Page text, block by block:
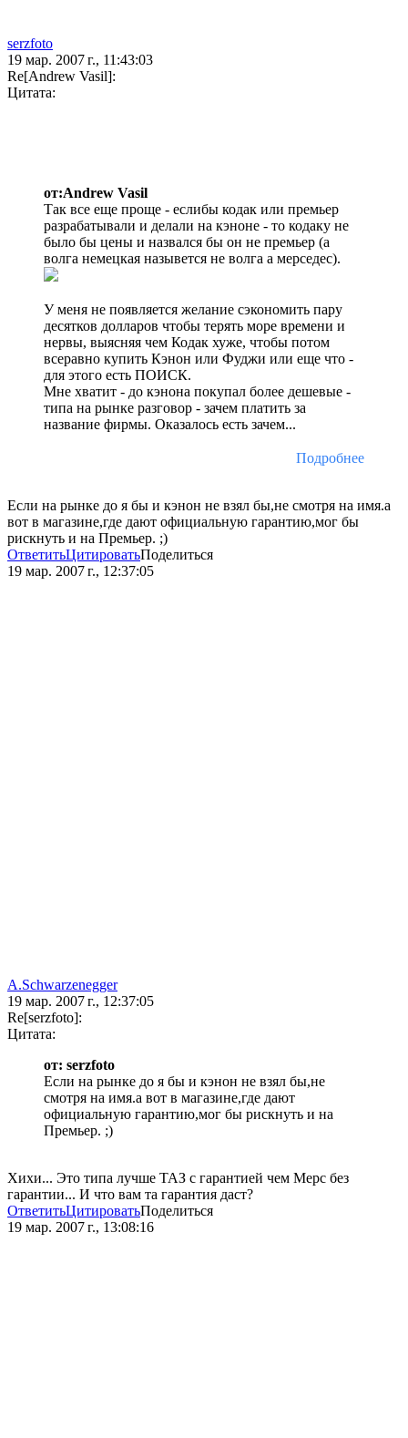
serzfoto
19 мар. 2007 г., 11:43:03
Re[Andrew Vasil]:
Цитата:
от:Andrew Vasil
Так все еще проще - еслибы кодак или премьер
разрабатывали и делали на кэноне - то кодаку не
было бы цены и назвался бы он не премьер (а
волга немецкая назывется не волга а мерседес).
У меня не появляется желание сэкономить пару
десятков долларов чтобы терять море времени и
нервы, выясняя чем Кодак хуже, чтобы потом
всеравно купить Кэнон или Фуджи или еще что -
для этого есть ПОИСК.
Мне хватит - до кэнона покупал более дешевые -
типа на рынке разговор - зачем платить за
название фирмы. Оказалось есть зачем...
Подробнее
Если на рынке до я бы и кэнон не взял бы,не смотря на имя.а
вот в магазине,где дают официальную гарантию,мог бы
рискнуть и на Премьер. ;)
ОтветитьЦитироватьПоделиться
19 мар. 2007 г., 12:37:05
A.Schwarzenegger
19 мар. 2007 г., 12:37:05
Re[serzfoto]:
Цитата:
от: serzfoto
Если на рынке до я бы и кэнон не взял бы,не
смотря на имя.а вот в магазине,где дают
официальную гарантию,мог бы рискнуть и на
Премьер. ;)
Хихи... Это типа лучше ТАЗ с гарантией чем Мерс без
гарантии... И что вам та гарантия даст?
ОтветитьЦитироватьПоделиться
19 мар. 2007 г., 13:08:16